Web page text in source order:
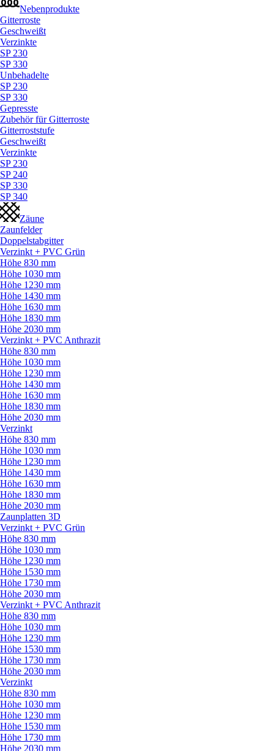
Nebenprodukte
Gitterroste
Geschweißt
Verzinkte
SP 230
SP 330
Unbehadelte
SP 230
SP 330
Gepresste
Zubehör für Gitterroste
Gitterroststufe
Geschweißt
Verzinkte
SP 230
SP 240
SP 330
SP 340
Zäune
Zaunfelder
Doppelstabgitter
Verzinkt + PVC Grün
Höhe 830 mm
Höhe 1030 mm
Höhe 1230 mm
Höhe 1430 mm
Höhe 1630 mm
Höhe 1830 mm
Höhe 2030 mm
Verzinkt + PVC Anthrazit
Höhe 830 mm
Höhe 1030 mm
Höhe 1230 mm
Höhe 1430 mm
Höhe 1630 mm
Höhe 1830 mm
Höhe 2030 mm
Verzinkt
Höhe 830 mm
Höhe 1030 mm
Höhe 1230 mm
Höhe 1430 mm
Höhe 1630 mm
Höhe 1830 mm
Höhe 2030 mm
Zaunplatten 3D
Verzinkt + PVC Grün
Höhe 830 mm
Höhe 1030 mm
Höhe 1230 mm
Höhe 1530 mm
Höhe 1730 mm
Höhe 2030 mm
Verzinkt + PVC Anthrazit
Höhe 830 mm
Höhe 1030 mm
Höhe 1230 mm
Höhe 1530 mm
Höhe 1730 mm
Höhe 2030 mm
Verzinkt
Höhe 830 mm
Höhe 1030 mm
Höhe 1230 mm
Höhe 1530 mm
Höhe 1730 mm
Höhe 2030 mm